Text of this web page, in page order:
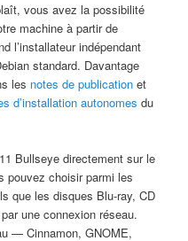
vous avez la possibilité
machine à partir de
l’installateur indépendant
standard. Davantage
les notes de publication et
d’installation autonomes du
Bullseye directement sur le
pouvez choisir parmi les
que les disques Blu-ray, CD
une connexion réseau.
— Cinnamon, GNOME,